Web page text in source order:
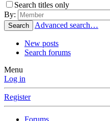
Search titles only
By:
Search Advanced search…
New posts
Search forums
Menu
Log in
Register